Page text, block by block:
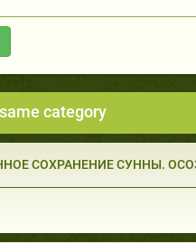
category
СУННЫ. ОСОЗНАНИЕ СПОДВИЖНИКАМИ ТЯЖЕСТИ СВОЕЙ